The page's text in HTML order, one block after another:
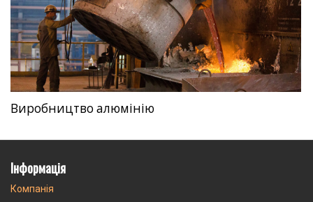
Виробництво алюмінію
Інформація
Компанія